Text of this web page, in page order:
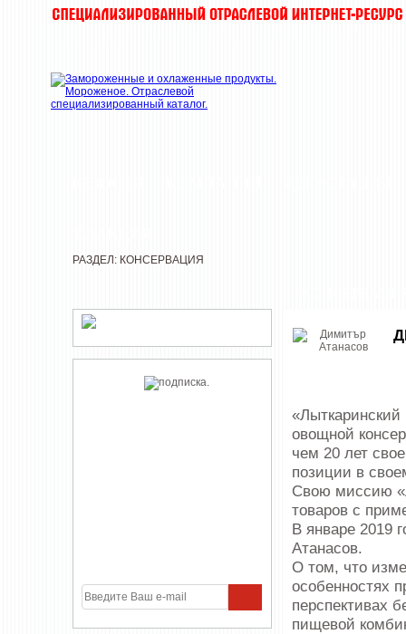
РАЗДЕЛ: КОНСЕРВАЦИЯ
овощной
чем 20 лет
позиции в
Свою миссию
товаров с
В январе 2019
Атанасов.
О том, что
особенностях
перспективах
пищевой